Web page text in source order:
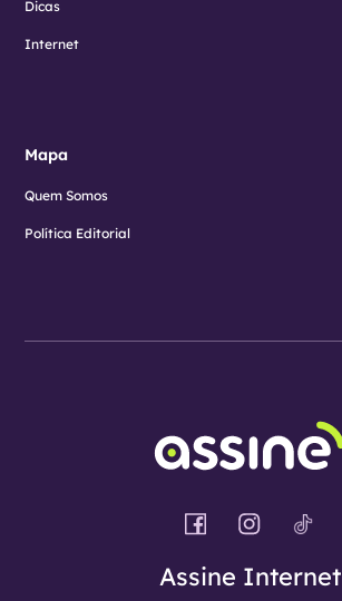
Dicas
Internet
Mapa
Quem Somos
Política Editorial
Assine Internet